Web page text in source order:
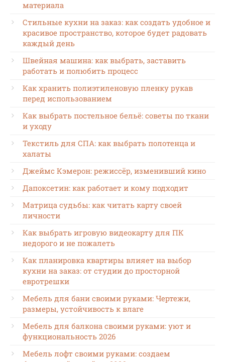
материала
Стильные кухни на заказ: как создать удобное и
красивое пространство, которое будет радовать
каждый день
Швейная машина: как выбрать, заставить
работать и полюбить процесс
Как хранить полиэтиленовую пленку рукав
перед использованием
Как выбрать постельное бельё: советы по ткани
и уходу
Текстиль для СПА: как выбрать полотенца и
халаты
Джеймс Кэмерон: режиссёр, изменивший кино
Дапоксетин: как работает и кому подходит
Матрица судьбы: как читать карту своей
личности
Как выбрать игровую видеокарту для ПК
недорого и не пожалеть
Как планировка квартиры влияет на выбор
кухни на заказ: от студии до просторной
евротрешки
Мебель для бани своими руками: Чертежи,
размеры, устойчивость к влаге
Мебель для балкона своими руками: уют и
функциональность 2026
Мебель лофт своими руками: создаем